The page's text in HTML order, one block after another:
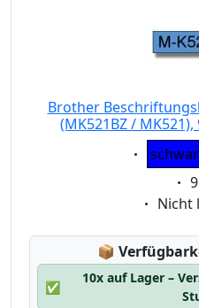
Brother
(MK521BZ /
Nicht
📦
✅
10x auf Lager –